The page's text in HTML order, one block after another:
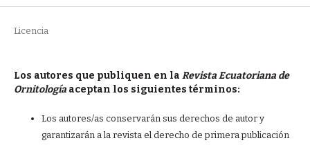
Licencia
Los autores que publiquen en la Revista Ecuatoriana de
Ornitologíaaceptan los siguientes términos:
Los autores/as conservarán sus derechos de autor y
garantizarán a la revista el derecho de primera publicación